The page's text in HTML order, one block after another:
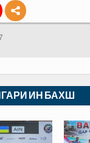
ИН БАХШ